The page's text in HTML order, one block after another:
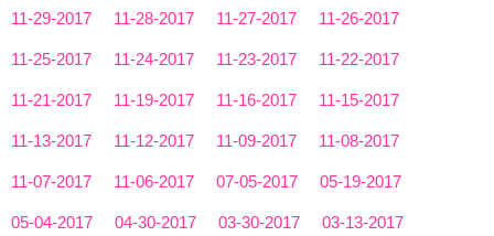
11-29-2017 11-28-2017 11-27-2017 11-26-2017
11-25-2017 11-24-2017 11-23-2017 11-22-2017
11-21-2017 11-19-2017 11-16-2017 11-15-2017
11-13-2017 11-12-2017 11-09-2017 11-08-2017
11-07-2017 11-06-2017 07-05-2017 05-19-2017
05-04-2017 04-30-2017 03-30-2017 03-13-2017